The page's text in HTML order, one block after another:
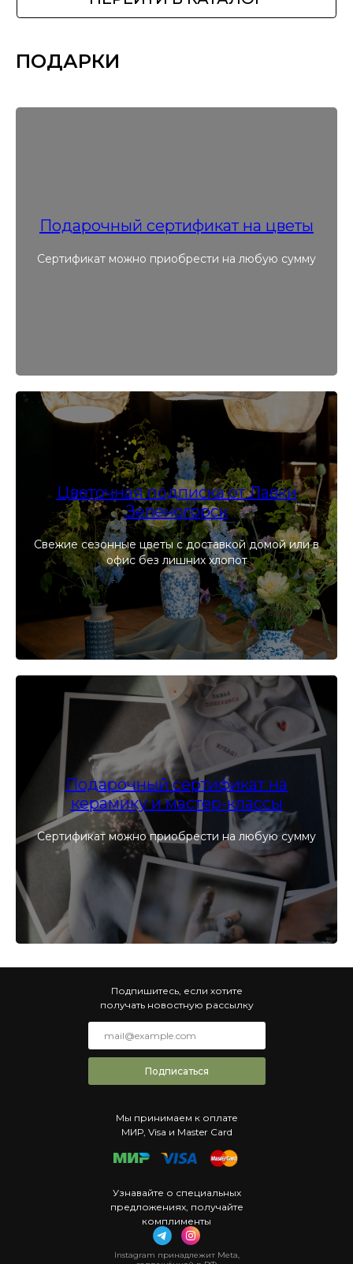
ПОДАРКИ
Подарочный сертификат на цветы
Сертификат можно приобрести на любую сумму
Цветочная подписка от Лавки
Зеленогорск
Свежие сезонные цветы с доставкой домой или в
офис без лишних хлопот
Подарочный сертификат на
керамику и мастер-классы
Сертификат можно приобрести на любую сумму
Узнавайте о специальных
предложениях, получайте
комплименты
Мы принимаем к оплате
МИР, Visa и Master Card
Instagram принадлежит Meta,
Подписаться
Подпишитесь, если хотите
получать новостную рассылку